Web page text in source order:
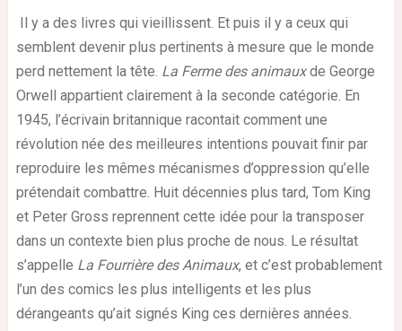
Il y a des livres qui vieillissent. Et puis il y a ceux qui
semblent devenir plus pertinents à mesure que le monde
perd nettement la tête. La Ferme des animauxde George
Orwell appartient clairement à la seconde catégorie. En
1945, l’écrivain britannique racontait comment une
révolution née des meilleures intentions pouvait finir par
reproduire les mêmes mécanismes d’oppression qu’elle
prétendait combattre. Huit décennies plus tard, Tom King
et Peter Gross reprennent cette idée pour la transposer
dans un contexte bien plus proche de nous. Le résultat
s’appelle La Fourrière des Animaux, et c’est probablement
l’un des comics les plus intelligents et les plus
dérangeants qu’ait signés King ces dernières années.